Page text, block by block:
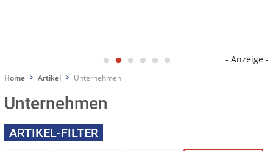
- Anzeige -
Home Artikel Unternehmen
Unternehmen
ARTIKEL-FILTER